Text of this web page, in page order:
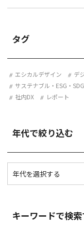
タグ
エシカルデザイン デ
サステナブル・ESG・
社内DX
レポート
年代で絞り込む
キーワードで検索